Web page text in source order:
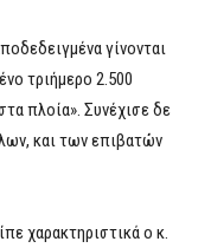
γίνονται
τριήμερο 2.500
πλοία». Συνέχισε δε
και των επιβατών
χαρακτηριστικά ο κ.